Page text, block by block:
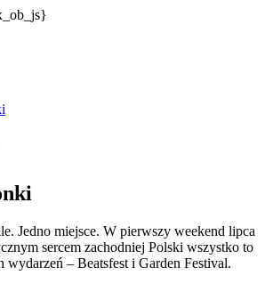
Jedno miejsce. W pierwszy weekend lipca
sercem zachodniej Polski wszystko to
wydarzeń – Beatsfest i Garden Festival.